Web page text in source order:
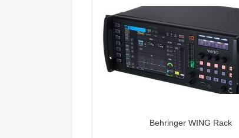
Behringer WING Rack